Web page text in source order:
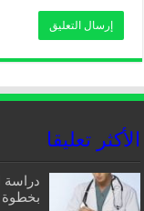
الأكثر تعليقا
بخطوة